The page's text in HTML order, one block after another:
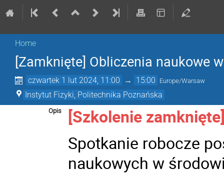
Home
[Zamknięte] Obliczenia naukowe
czwartek 1 lut 2024, 11:00 → 15:00 Europe/Warsaw
Instytut Fizyki, Politechnika Poznańska
Opis
[Szkolenie
Spotkanie robocze
naukowych w